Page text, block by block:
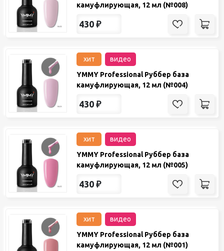
камуфлирующая, 12 мл (№008)
430 ₽
хит
видео
YMMY Professional Руббер база
камуфлирующая, 12 мл (№004)
430 ₽
хит
видео
YMMY Professional Руббер база
камуфлирующая, 12 мл (№005)
430 ₽
хит
видео
YMMY Professional Руббер база
камуфлирующая, 12 мл (№001)